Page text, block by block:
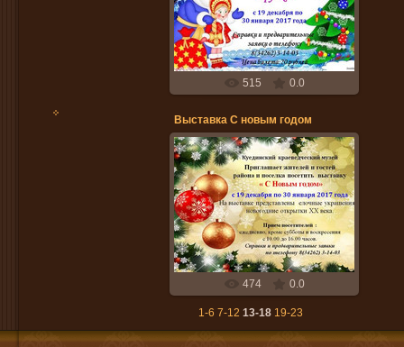
Ojana
515 0.0
Выставка С новым годом
14.12.2016
Ojana
474 0.0
1-6 7-12 13-18 19-23